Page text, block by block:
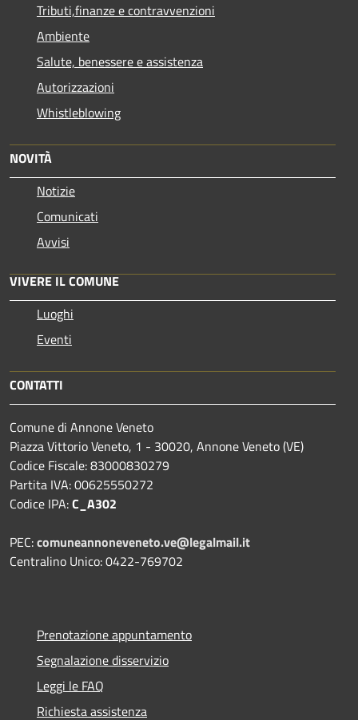
Tributi,finanze e contravvenzioni
Ambiente
Salute, benessere e assistenza
Autorizzazioni
Whistleblowing
NOVITÀ
Notizie
Comunicati
Avvisi
VIVERE IL COMUNE
Luoghi
Eventi
CONTATTI
Comune di Annone Veneto
Piazza Vittorio Veneto, 1 - 30020, Annone Veneto (VE)
Codice Fiscale: 83000830279
Partita IVA: 00625550272
Codice IPA:C_A302
PEC:comuneannoneveneto.ve@legalmail.it
Centralino Unico: 0422-769702
Prenotazione appuntamento
Segnalazione disservizio
Leggi le FAQ
Richiesta assistenza